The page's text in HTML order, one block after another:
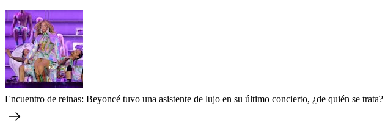
Encuentro de reinas: Beyoncé tuvo una asistente de lujo en su último concierto, ¿de quién se trata?